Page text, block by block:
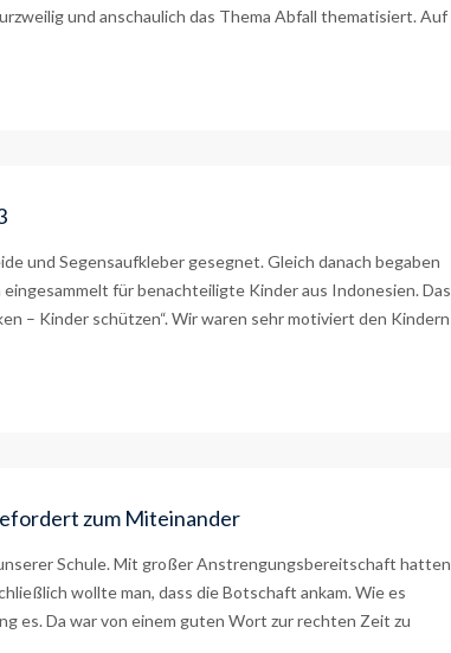
und anschaulich das Thema Abfall thematisiert. Auf
und Segensaufkleber gesegnet. Gleich danach begaben
für benachteiligte Kinder aus Indonesien. Das
– Kinder schützen“. Wir waren sehr motiviert den Kindern
zum Miteinander
Schule. Mit großer Anstrengungsbereitschaft hatten
wollte man, dass die Botschaft ankam. Wie es
es. Da war von einem guten Wort zur rechten Zeit zu